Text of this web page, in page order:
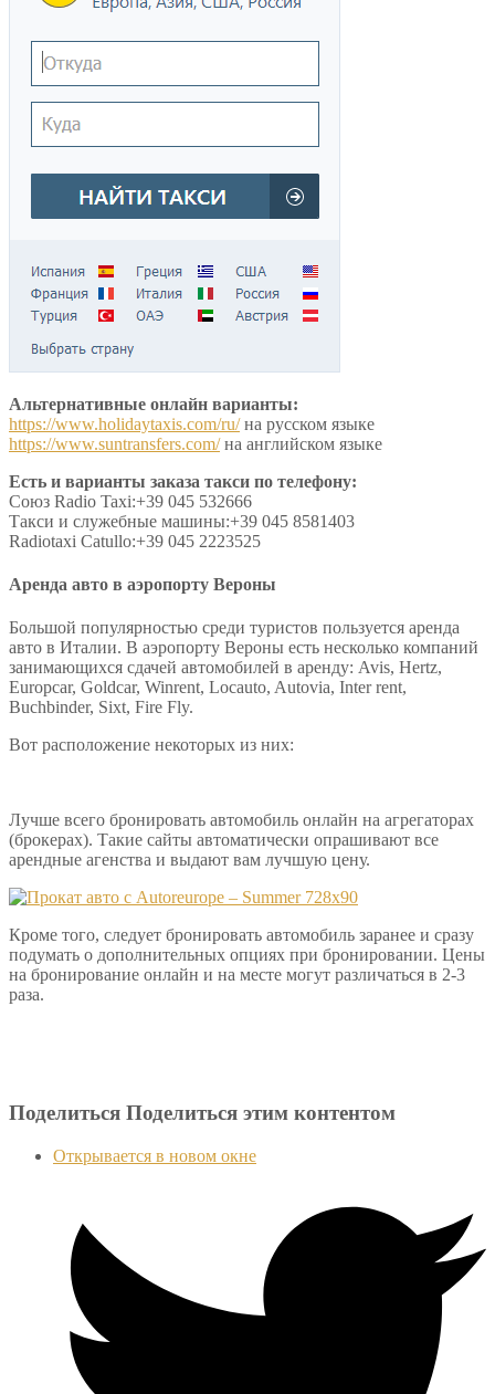
Альтернативные онлайн варианты:
https://www.holidaytaxis.com/ru/на русском языке
https://www.suntransfers.com/на английском языке
Есть и варианты заказа такси по телефону:
Союз Radio Taxi:+39 045 532666
Такси и служебные машины:+39 045 8581403
Radiotaxi Catullo:+39 045 2223525
Аренда авто в аэропорту Вероны
Большой популярностью среди туристов пользуется аренда
авто в Италии. В аэропорту Вероны есть несколько компаний
занимающихся сдачей автомобилей в аренду: Avis, Hertz,
Europcar, Goldcar, Winrent, Locauto, Autovia, Inter rent,
Buchbinder, Sixt, Fire Fly.
Вот расположение некоторых из них:
Лучше всего бронировать автомобиль онлайн на агрегаторах
(брокерах). Такие сайты автоматически опрашивают все
арендные агенства и выдают вам лучшую цену.
Кроме того, следует бронировать автомобиль заранее и сразу
подумать о дополнительных опциях при бронировании. Цены
на бронирование онлайн и на месте могут различаться в 2-3
раза.
Поделиться Поделиться этим контентом
Открывается в новом окне